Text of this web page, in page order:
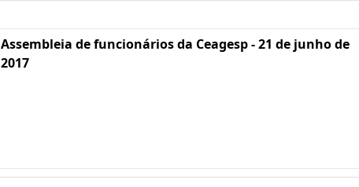
Assembleia de funcionários da Ceagesp - 21 de junho de
2017